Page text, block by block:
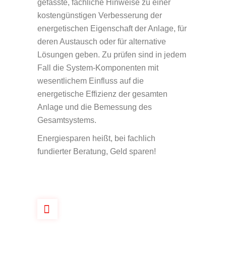
gefasste, fachliche Hinweise zu einer
kostengünstigen Verbesserung der
energetischen Eigenschaft der Anlage, für
deren Austausch oder für alternative
Lösungen geben. Zu prüfen sind in jedem
Fall die System-Komponenten mit
wesentlichem Einfluss auf die
energetische Effizienz der gesamten
Anlage und die Bemessung des
Gesamtsystems.
Energiesparen heißt, bei fachlich
fundierter Beratung, Geld sparen!